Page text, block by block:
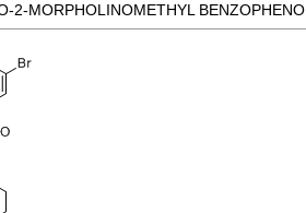
2-MORPHOLINOMETHYL